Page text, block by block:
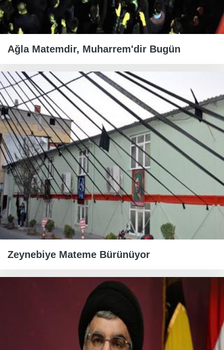
Ağla Matemdir, Muharrem'dir Bugün
Zeynebiye Mateme Bürünüyor